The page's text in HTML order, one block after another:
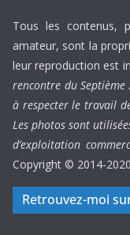
Tous les contenus,
amateur, sont la
leur reproduction est
rencontre du Septième
à respecter le travail
Les photos sont
d’exploitation
Copyright © 2014-2020
Retrouvez-moi